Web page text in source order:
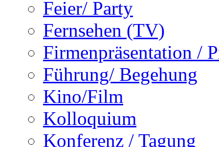
Feier/ Party
Fernsehen (TV)
Firmenpräsentation /
Führung/ Begehung
Kino/Film
Kolloquium
Konferenz / Tagung